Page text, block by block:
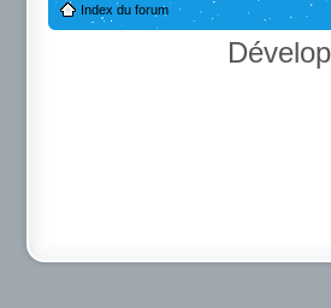
Index du forum